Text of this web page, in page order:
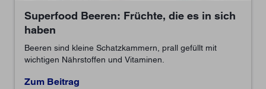
es in sich
mit
Gut getarnt - versteckter Zucker
vermeintlich gesunden Lebensmitteln ist jede
enthalten. Erfahren Sie alles über